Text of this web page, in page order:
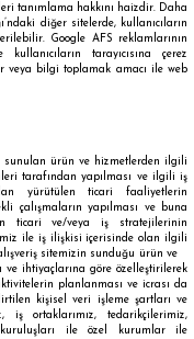
tanımlama hakkını haizdir. Daha
diğer sitelerde, kullanıcıların
Google AFS reklamlarının
tarayıcısına çerez
veya bilgi toplamak amacı ile web
sunulan ürün ve hizmetlerden ilgili
tarafından yapılması ve ilgili iş
yürütülen ticari faaliyetlerin
çalışmaların yapılması ve buna
ticari ve/veya iş stratejilerinin
ile iş ilişkisi içerisinde olan ilgili
sitemizin sunduğu ürün ve
ihtiyaçlarına göre özelleştirilerek
planlanması ve icrası da
kişisel veri işleme şartları ve
iş ortaklarımız, tedarikçilerimiz,
ile özel kurumlar ile